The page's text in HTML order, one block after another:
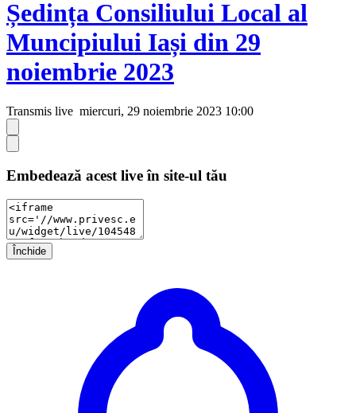
Ședința Consiliului Local al
Muncipiului Iași din 29
noiembrie 2023
Transmis live miercuri, 29 noiembrie 2023 10:00
Embedează acest live în site-ul tău
Închide